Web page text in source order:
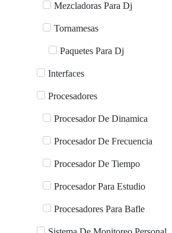
Mezcladoras Para Dj
Tornamesas
Paquetes Para Dj
Interfaces
Procesadores
Procesador De Dinamica
Procesador De Frecuencia
Procesador De Tiempo
Procesador Para Estudio
Procesadores Para Bafle